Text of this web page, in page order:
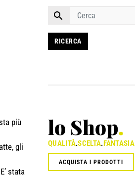
più
gli
stata
lo Shop.
QUALITÀ.SCELTA.FANTASIA
ACQUISTA I PRODOTTI